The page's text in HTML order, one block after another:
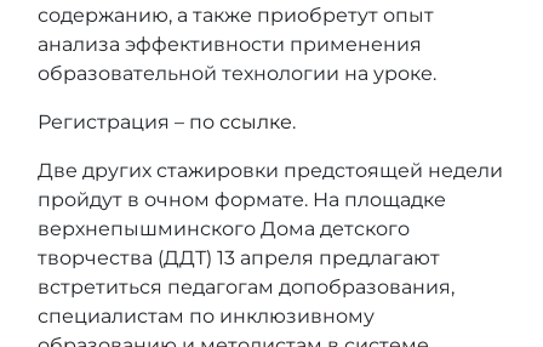
содержанию, а также приобретут опыт
анализа эффективности применения
образовательной технологии на уроке.
Регистрация – по ссылке.
Две других стажировки предстоящей недели
пройдут в очном формате. На площадке
верхнепышминского Дома детского
творчества (ДДТ) 13 апреля предлагают
встретиться педагогам допобразования,
специалистам по инклюзивному